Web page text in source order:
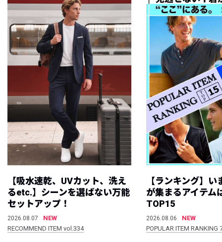
【吸水速乾、UVカット、洗え
るetc.】シーンを選ばない万能
セットアップ！
2026.08.07
NEW
RECOMMEND ITEM vol.334
【ランキング】
が集まるアイテム
TOP15
2026.08.06
NEW
POPULAR ITEM